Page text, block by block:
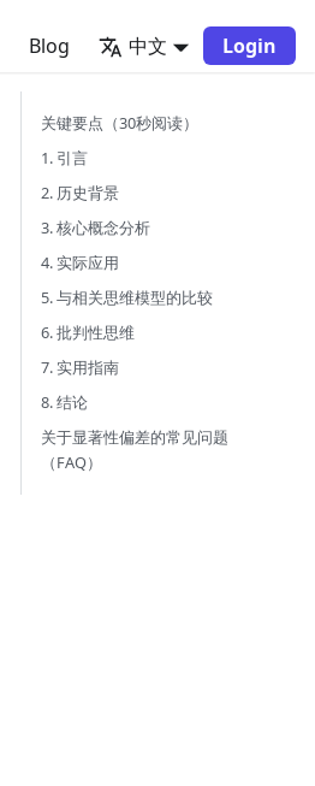
Blog 中文 Login
关键要点（30秒阅读）
1. 引言
2. 历史背景
3. 核心概念分析
4. 实际应用
5. 与相关思维模型的比较
6. 批判性思维
7. 实用指南
8. 结论
关于显著性偏差的常见问题
（FAQ）